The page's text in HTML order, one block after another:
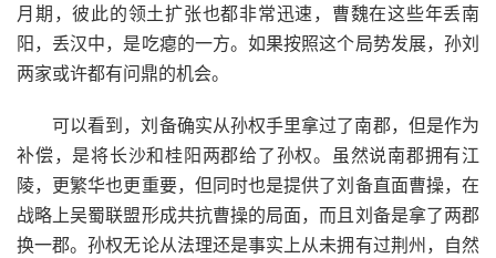
月期，彼此的领土扩张也都非常迅速，曹魏在这些年丢南
阳，丢汉中，是吃瘪的一方。如果按照这个局势发展，孙刘
两家或许都有问鼎的机会。
可以看到，刘备确实从孙权手里拿过了南郡，但是作为
补偿，是将长沙和桂阳两郡给了孙权。虽然说南郡拥有江
陵，更繁华也更重要，但同时也是提供了刘备直面曹操，在
战略上吴蜀联盟形成共抗曹操的局面，而且刘备是拿了两郡
换一郡。孙权无论从法理还是事实上从未拥有过荆州，自然